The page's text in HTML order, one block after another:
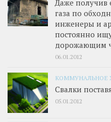
Даже получив
газа по
инженеры и
постоянно
дорожающим
06.01.2012
КОММУНАЛЬНОЕ
Свалки
05.01.2012